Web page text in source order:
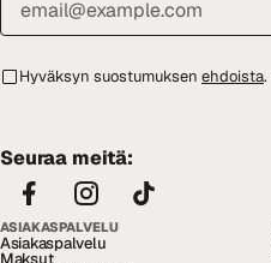
Hyväksyn suostumuksen ehdoista.
Seuraa meitä:
ASIAKASPALVELU
Asiakaspalvelu
Maksut